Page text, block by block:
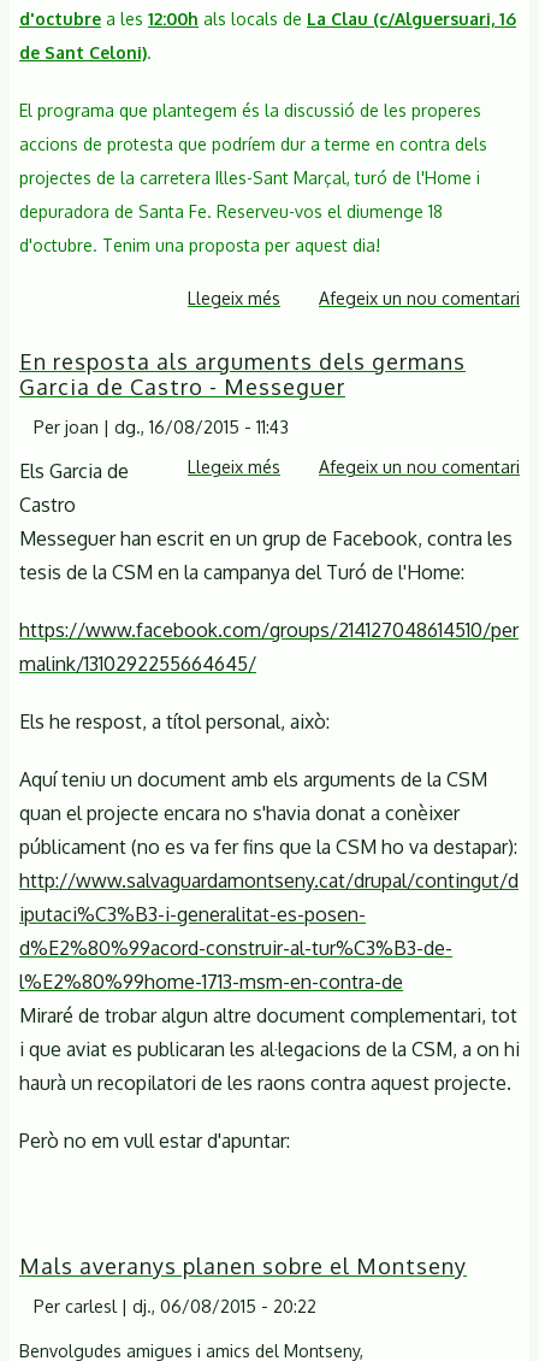
d'octubre a les 12:00h als locals de La Clau (c/Alguersuari, 16
de Sant Celoni).
El programa que plantegem és la discussió de les properes
accions de protesta que podríem dur a terme en contra dels
projectes de la carretera Illes-Sant Marçal, turó de l'Home i
depuradora de Santa Fe. Reserveu-vos el diumenge 18
d'octubre. Tenim una proposta per aquest dia!
Llegeix més sobre
CSM
presenta
les
consideracions
projecte
del
Meteorològic
de
Afegeix un nou comentari
En resposta als arguments dels germans
Garcia de Castro - Messeguer
Per joan | dg., 16/08/2015 - 11:43
Llegeix més sobre
resposta
als
germans
Castro
-
Messeguer
Afegeix un nou comentari
Els Garcia de
Castro
Messeguer han escrit en un grup de Facebook, contra les
tesis de la CSM en la campanya del Turó de l'Home:
https://www.facebook.com/groups/214127048614510/per
malink/1310292255664645/
Els he respost, a títol personal, això:
Aquí teniu un document amb els arguments de la CSM
quan el projecte encara no s'havia donat a conèixer
públicament (no es va fer fins que la CSM ho va destapar):
http://www.salvaguardamontseny.cat/drupal/contingut/d
iputaci%C3%B3-i-generalitat-es-posen-
d%E2%80%99acord-construir-al-tur%C3%B3-de-
l%E2%80%99home-1713-msm-en-contra-de
Miraré de trobar algun altre document complementari, tot
i que aviat es publicaran les al·legacions de la CSM, a on hi
haurà un recopilatori de les raons contra aquest projecte.
Però no em vull estar d'apuntar:
Mals averanys planen sobre el Montseny
Per carlesl | dj., 06/08/2015 - 20:22
Benvolgudes amigues i amics del Montseny,